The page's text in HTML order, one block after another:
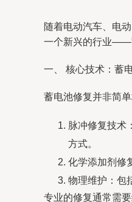
随着电动汽车、电
一个新兴的行业——
一、 核心技术：蓄
蓄电池修复并非简
脉冲修复技术
方式。
化学添加剂修
物理维护：包
专业的修复通常需